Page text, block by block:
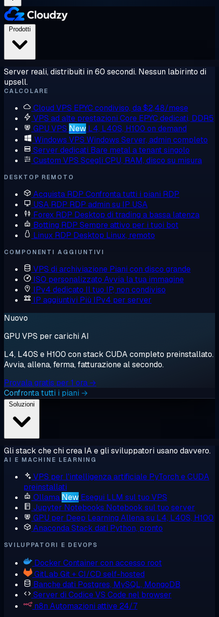
Server reali, distribuiti in 60 secondi. Nessun labirinto di
upsell.
CALCOLARE
Cloud VPS EPYC condiviso, da $2,48/mese
VPS ad alte prestazioni Core EPYC dedicati, DDR5
GPU VPS New L4, L40S, H100 on demand
Windows VPS Windows Server, admin completo
Server dedicati Bare metal a tenant singolo
Custom VPS Scegli CPU, RAM, disco su misura
DESKTOP REMOTO
Acquista RDP Confronta tutti i piani RDP
USA RDP RDP admin su IP USA
Forex RDP Desktop di trading a bassa latenza
Botting RDP Sempre attivo per i tuoi bot
Linux RDP Desktop Linux, remoto
COMPONENTI AGGIUNTIVI
VPS di archiviazione Piani con disco grande
ISO personalizzato Avvia la tua immagine
IPv4 dedicato Il tuo IP, non condiviso
IP aggiuntivi Più IPv4 per server
Nuovo
GPU VPS per carichi AI
L4, L40S e H100 con stack CUDA completo preinstallato.
Avvia, allena, ferma, fatturazione al secondo.
Provala gratis per 1 ora →
Confronta tutti i piani →
Gli stack che chi crea IA e gli sviluppatori usano davvero.
AI E MACHINE LEARNING
VPS per l'intelligenza artificiale PyTorch e CUDA
preinstallati
Ollama New Esegui LLM sul tuo VPS
Jupyter Notebooks Notebook sul tuo server
GPU per Deep Learning Allena su L4, L40S, H100
AnacondaStack dati Python, pronto
SVILUPPATORI E DEVOPS
Docker Container con accesso root
GitLab Git + CI/CD self-hosted
Banche dati Postgres, MySQL, MongoDB
Server di CodiceVS Code nel browser
n8n Automazioni attive 24/7